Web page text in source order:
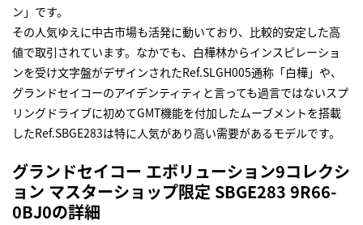
ン」です。
その人気ゆえに中古市場も活発に動いており、比較的安定した高
値で取引されています。なかでも、白樺林からインスピレーショ
ンを受け文字盤がデザインされたRef.SLGH005通称「白樺」や、
グランドセイコーのアイデンティティと言っても過言ではないスプ
リングドライブに初めてGMT機能を付加したムーブメントを搭載
したRef.SBGE283は特に人気があり高い需要があるモデルです。
グランドセイコー エボリューション9コレクシ
ョン マスターショップ限定 SBGE283 9R66-
0BJ0の詳細